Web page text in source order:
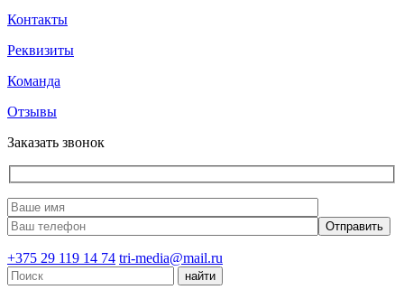
Контакты
Реквизиты
Команда
Отзывы
Заказать звонок
+375 29 119 14 74 tri-media@mail.ru